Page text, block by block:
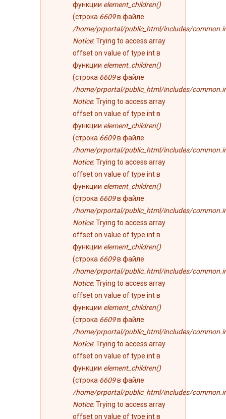
функции element_children()
(строка 6609в файле
/home/prportal/public_html/includes/
Notice: Trying to access array
offset on value of type int в
функции element_children()
(строка 6609в файле
/home/prportal/public_html/includes/
Notice: Trying to access array
offset on value of type int в
функции element_children()
(строка 6609в файле
/home/prportal/public_html/includes/
Notice: Trying to access array
offset on value of type int в
функции element_children()
(строка 6609в файле
/home/prportal/public_html/includes/
Notice: Trying to access array
offset on value of type int в
функции element_children()
(строка 6609в файле
/home/prportal/public_html/includes/
Notice: Trying to access array
offset on value of type int в
функции element_children()
(строка 6609в файле
/home/prportal/public_html/includes/
Notice: Trying to access array
offset on value of type int в
функции element_children()
(строка 6609в файле
/home/prportal/public_html/includes/
Notice: Trying to access array
offset on value of type int в